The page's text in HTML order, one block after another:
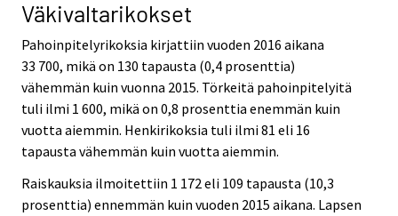
Väkivaltarikokset
Pahoinpitelyrikoksia kirjattiin vuoden 2016 aikana
33 700, mikä on 130 tapausta (0,4 prosenttia)
vähemmän kuin vuonna 2015. Törkeitä pahoinpitelyitä
tuli ilmi 1 600, mikä on 0,8 prosenttia enemmän kuin
vuotta aiemmin. Henkirikoksia tuli ilmi 81 eli 16
tapausta vähemmän kuin vuotta aiemmin.
Raiskauksia ilmoitettiin 1 172 eli 109 tapausta (10,3
prosenttia) ennemmän kuin vuoden 2015 aikana. Lapsen